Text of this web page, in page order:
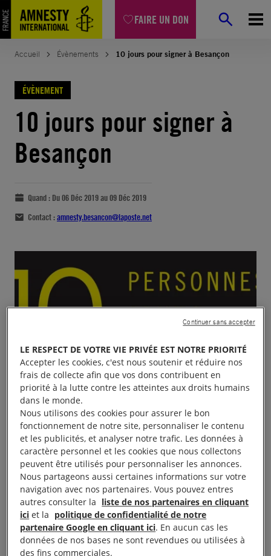
FAIRE UN DON
Accueil Évènements 10 jours pour signer à Besançon
ÉVÈNEMENT
10 jours pour signer à
Besançon
Quand : Du 06 Déc 2019 au 09 Déc 2019
Contact :amnesty.besancon@laposte.net
Stand des groupes d’Amnesty pour participer aux
LE RESPECT DE VOTRE VIE PRIVÉE EST NOTRE PRIORITÉ
Accepter les cookies, c'est nous soutenir et réduire nos
frais de collecte afin que vos dons contribuent en
priorité à la lutte contre les atteintes aux droits humains
dans le monde.
Nous utilisons des cookies pour assurer le bon
fonctionnement de notre site, personnaliser le contenu
et les publicités, et analyser notre trafic. Les données à
caractère personnel et les cookies que nous collectons
peuvent être utilisés pour personnaliser les annonces.
Nous partageons aussi certaines informations sur votre
navigation avec nos partenaires. Vous pouvez entres
autres consulter la liste de nos partenaires en cliquant
ici et la politique de confidentialité de notre
partenaire Google en cliquant ici. En aucun cas les
données de nos bases ne sont revendues ou utilisées à
des fins commerciales.
Continuer sans accepter